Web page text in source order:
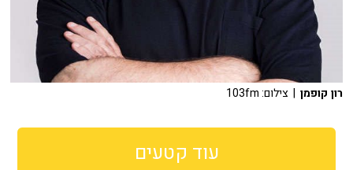
רון קופמן | צילום: 103fm
עוד קטעים